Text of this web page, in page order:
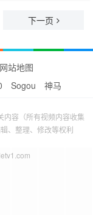
下一页
网站地图
Sogou 神马
内容（所有视频内容收集
、整理、修改等权利